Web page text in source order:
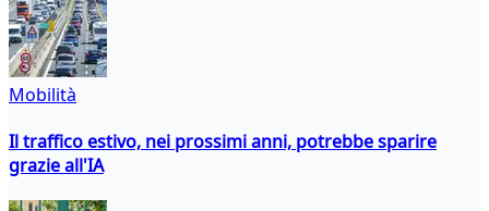
Mobilità
Il traffico estivo, nei prossimi anni, potrebbe sparire
grazie all'IA